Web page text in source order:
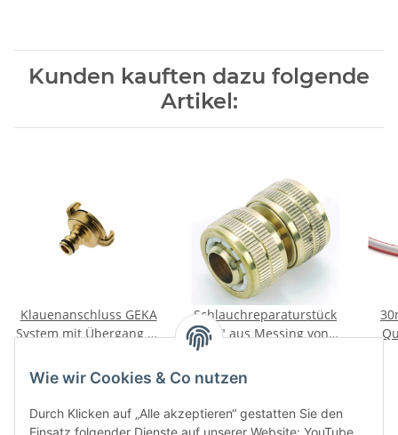
Wie wir Cookies & Co nutzen
Durch Klicken auf „Alle akzeptieren“ gestatten Sie den
Kunden kauften dazu folgende
Artikel:
Klauenanschluss GEKA
System mit Übergang zu
Schlauchreparaturstück
3/4" aus Messing von